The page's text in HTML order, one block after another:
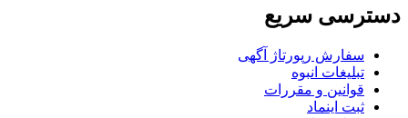
سریع
سفارش رپورتاژ آگهی
تبلیغات انبوه
قوانین و مقررات
ثبت اینماد